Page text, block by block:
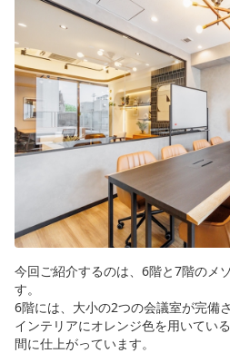
今回ご紹介するのは、6階と7階のメ
す。
6階には、大小の2つの会議室が完備
インテリアにオレンジ色を用いてい
間に仕上がっています。